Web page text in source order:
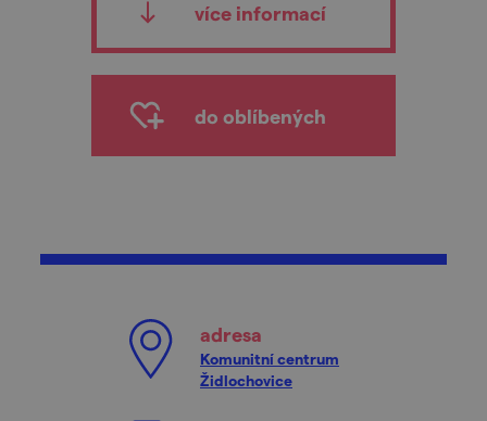
více informací
do oblíbených
adresa
Komunitní centrum
Židlochovice